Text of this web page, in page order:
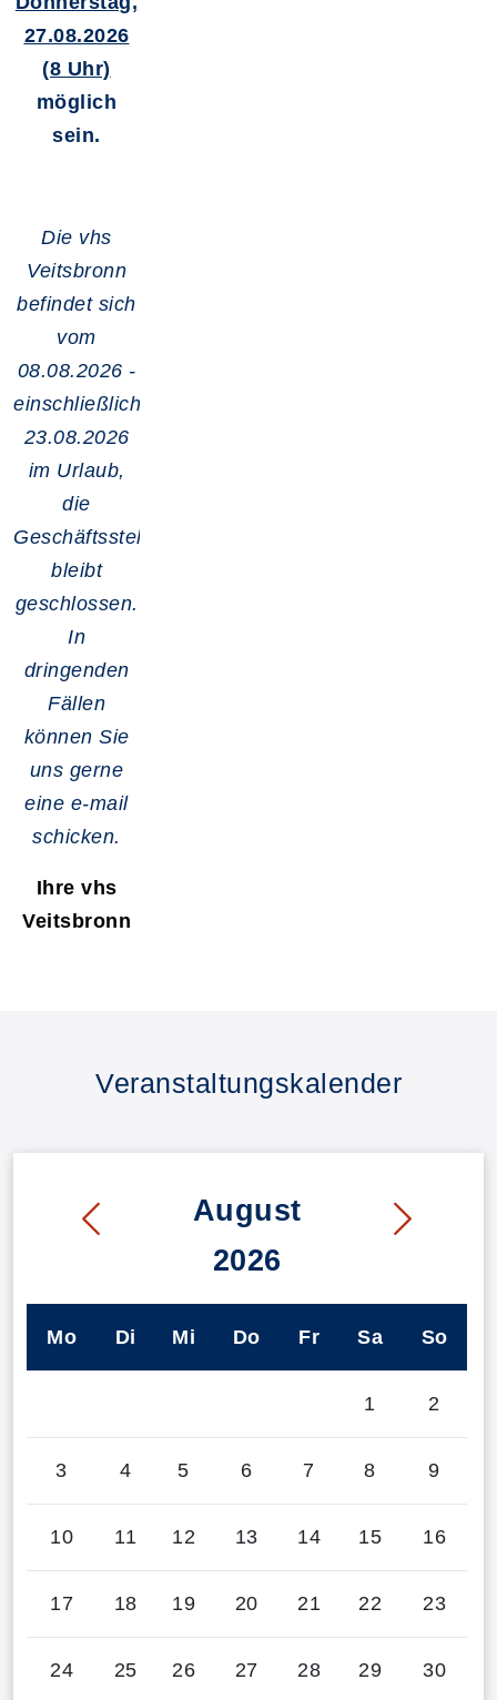
27.08.2026
(8 Uhr)
möglich
sein.
Die vhs
Veitsbronn
befindet sich
vom
08.08.2026 -
einschließlich
23.08.2026
im Urlaub,
die
Geschäftsstelle
bleibt
geschlossen.
In
dringenden
Fällen
können Sie
uns gerne
eine e-mail
schicken.
Ihre vhs
Veitsbronn
Veranstaltungskalender
August
2026
Mo Di Mi Do Fr Sa So
1 2
3 4 5 6 7 8 9
10 11 12 13 14 15 16
17 18 19 20 21 22 23
24 25 26 27 28 29 30